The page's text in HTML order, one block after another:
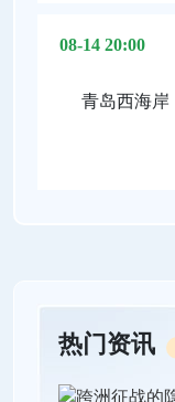
08-14 20:00
青岛西海岸
热门资讯